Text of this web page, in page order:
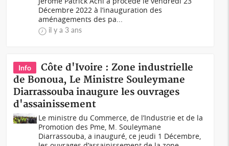
Décembre 2022 à l’inauguration des
aménagements des pa...
il y a 3 ans
Info
Côte d'Ivoire : Zone industrielle
de Bonoua, Le Ministre Souleymane
Diarrassouba inaugure les ouvrages
d'assainissement
Le ministre du Commerce, de l’Industrie et de la
Promotion des Pme, M. Souleymane
Diarrassouba, a inauguré, ce jeudi 1 Décembre,